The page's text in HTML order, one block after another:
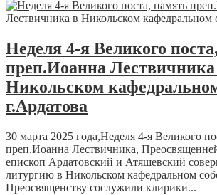
Неделя 4-я Великого
преп.Иоанна
Никольском
г.Ардатова
30 марта 2025 года,Неделя 4-я Великого
преп.Иоанна Лествичника,
епископ Ардатовский и Атяшевский
литургию в Никольском кафедральном
Преосвященству сослужили клирики...